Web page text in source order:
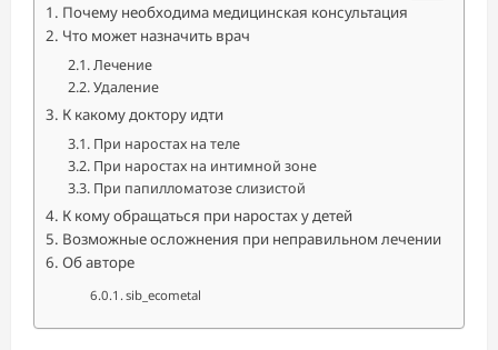
Почему необходима медицинская консультация
Что может назначить врач
Лечение
Удаление
К какому доктору идти
При наростах на теле
При наростах на интимной зоне
При папилломатозе слизистой
К кому обращаться при наростах у детей
Возможные осложнения при неправильном лечении
Об авторе
sib_ecometal